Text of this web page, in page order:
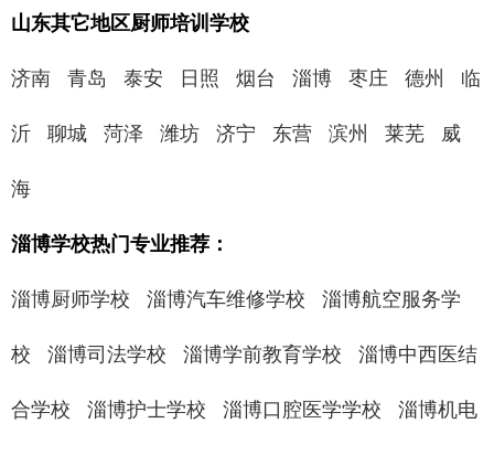
山东其它地区厨师培训学校
济南 青岛 泰安 日照 烟台 淄博 枣庄 德州 临
沂 聊城 菏泽 潍坊 济宁 东营 滨州 莱芜 威
海
淄博学校热门专业推荐：
淄博厨师学校 淄博汽车维修学校 淄博航空服务学
校 淄博司法学校 淄博学前教育学校 淄博中西医结
合学校 淄博护士学校 淄博口腔医学学校 淄博机电